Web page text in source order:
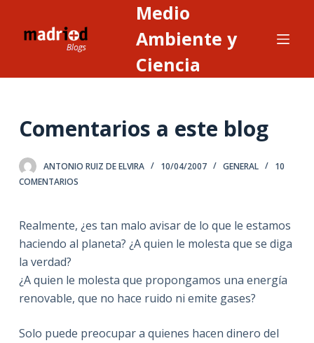
o
e
n
d
o
Medio
Ambiente y
Ciencia
Comentarios a este blog
ANTONIO RUIZ DE ELVIRA 10/04/2007 GENERAL
10
COMENTARIOS
Realmente, ¿es tan malo avisar de lo que le estamos
haciendo al planeta? ¿A quien le molesta que se diga
la verdad?
¿A quien le molesta que propongamos una energía
renovable, que no hace ruido ni emite gases?
Solo puede preocupar a quienes hacen dinero del